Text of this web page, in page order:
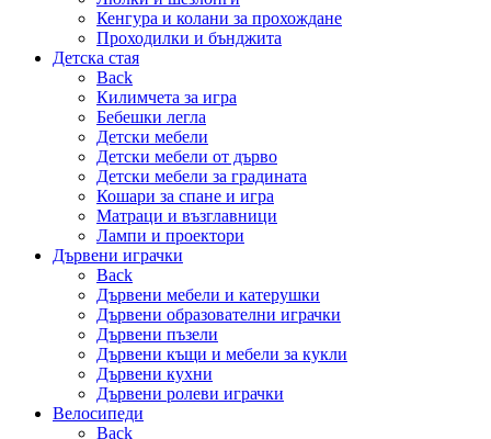
Кенгура и колани за прохождане
Проходилки и бънджита
Детска стая
Back
Килимчета за игра
Бебешки легла
Детски мебели
Детски мебели от дърво
Детски мебели за градината
Кошари за спане и игра
Матраци и възглавници
Лампи и проектори
Дървени играчки
Back
Дървени мебели и катерушки
Дървени образователни играчки
Дървени пъзели
Дървени къщи и мебели за кукли
Дървени кухни
Дървени ролеви играчки
Велосипеди
Back